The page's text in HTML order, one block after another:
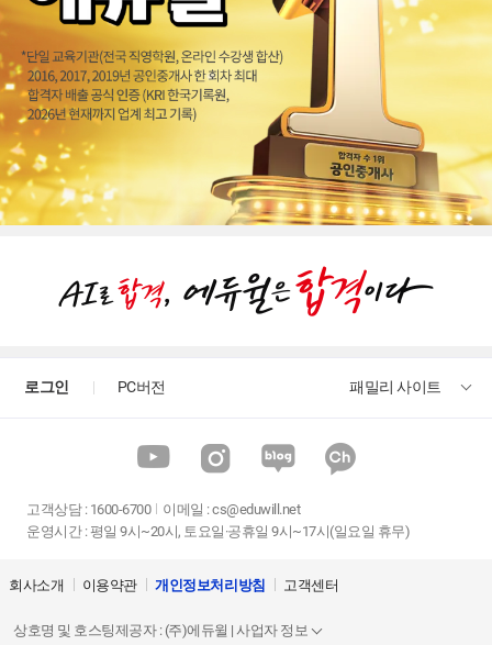
로그인 PC버전 패밀리 사이트
고객상담: 1600-6700 이메일 :cs@eduwill.net
운영시간 : 평일 9시~20시, 토요일·공휴일 9시~17시(일요일 휴무)
회사소개 이용약관 개인정보처리방침 고객센터
상호명 및 호스팅제공자 : (주)에듀윌 | 사업자 정보